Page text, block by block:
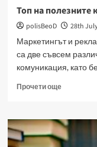
Топ на полезните
polisBeoD
28th
Маркетингът и
са две съвсем
комуникация, като
Прочети ощеRead
Топ
на
полезните